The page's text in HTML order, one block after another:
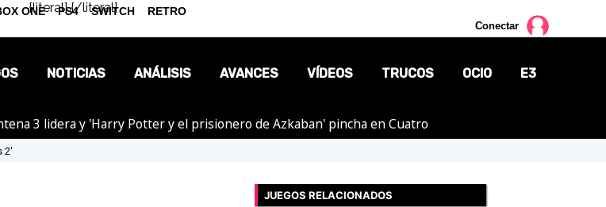
{literal}{/literal}
Conectar
NOTICIAS
OPINIÓN
ANÁLISIS AVANCES VÍDEOS TRUCOS OCIO E3
3 lidera y 'Harry Potter y el prisionero de Azkaban' pincha en Cuatro
2'
JUEGOS RELACIONADOS
ONE PS4 SWITCH RETRO